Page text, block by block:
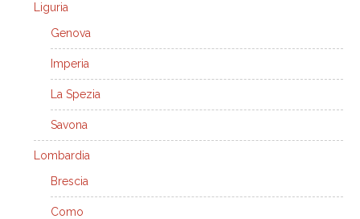
Liguria
Genova
Imperia
La Spezia
Savona
Lombardia
Brescia
Como